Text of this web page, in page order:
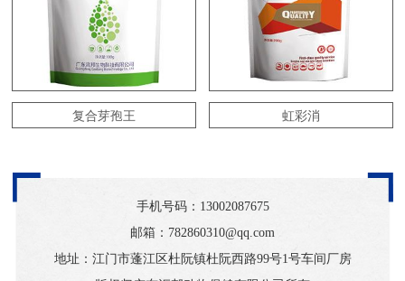
复合芽孢王 虹彩消
手机号码： 13002087675
邮箱：782860310@qq.com
地址：江门市蓬江区杜阮镇杜阮西路99号1号车间厂房